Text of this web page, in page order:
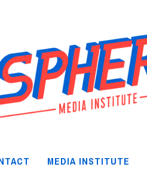
MEDIA INSTITUTE